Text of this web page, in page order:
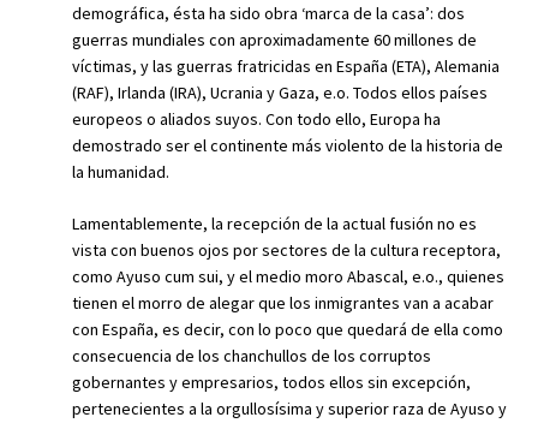
demográfica, ésta ha sido obra ‘marca de la casa’: dos
guerras mundiales con aproximadamente 60 millones de
víctimas, y las guerras fratricidas en España (ETA), Alemania
(RAF), Irlanda (IRA), Ucrania y Gaza, e.o. Todos ellos países
europeos o aliados suyos. Con todo ello, Europa ha
demostrado ser el continente más violento de la historia de
la humanidad.
Lamentablemente, la recepción de la actual fusión no es
vista con buenos ojos por sectores de la cultura receptora,
como Ayuso cum sui, y el medio moro Abascal, e.o., quienes
tienen el morro de alegar que los inmigrantes van a acabar
con España, es decir, con lo poco que quedará de ella como
consecuencia de los chanchullos de los corruptos
gobernantes y empresarios, todos ellos sin excepción,
pertenecientes a la orgullosísima y superior raza de Ayuso y